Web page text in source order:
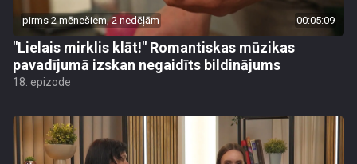
pirms 2 mēnešiem, 2 nedēļām 00:05:09
"Lielais mirklis klāt!" Romantiskas mūzikas
pavadījumā izskan negaidīts bildinājums
18. epizode